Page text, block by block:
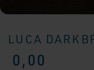
LUCA
0,00